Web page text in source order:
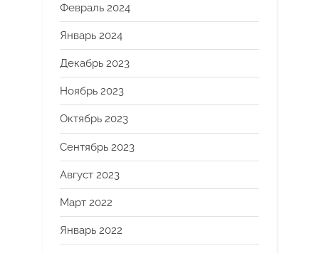
Февраль 2024
Январь 2024
Декабрь 2023
Ноябрь 2023
Октябрь 2023
Сентябрь 2023
Август 2023
Март 2022
Январь 2022